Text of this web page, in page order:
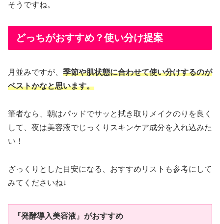
そうですね。
どっちがおすすめ？使い分け提案
月並みですが、 季節や肌状態に合わせて使い分けするのが
ベストかなと思います。
筆者なら、朝はパッドでサッと拭き取りメイクのりを良く
して、夜は美容液でじっくりスキンケア成分を入れ込みた
い！
ざっくりとした目安になる、おすすめリストも参考にして
みてくださいね↓
『発酵導入美容液 』 がおすすめ